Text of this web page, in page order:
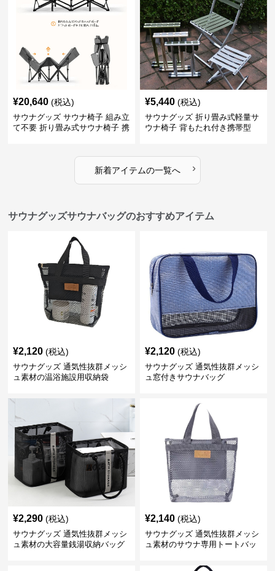
¥20,640 (税込)
サウナグッズ サウナ椅子 組み立
て不要 折り畳み式サウナ椅子 携
¥5,440 (税込)
サウナグッズ 折り畳み式軽量サ
ウナ椅子 背もたれ付き携帯型
新着アイテムの一覧へ ›
サウナグッズサウナバッグのおすすめアイテム
¥2,120 (税込)
サウナグッズ 通気性抜群メッシ
ュ素材の温浴施設用収納袋
¥2,120 (税込)
サウナグッズ 通気性抜群メッシ
ュ窓付きサウナバッグ
¥2,290 (税込)
サウナグッズ 通気性抜群メッシ
ュ素材の大容量銭湯収納バッグ
¥2,140 (税込)
サウナグッズ 通気性抜群メッシ
ュ素材のサウナ専用トートバッ